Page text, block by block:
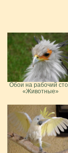
Обои на рабочий
«Животные»